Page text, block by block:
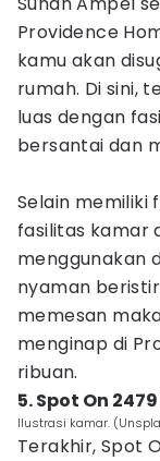
Providence
kamu akan
rumah. Di sini,
luas dengan
bersantai dan
Selain memiliki
fasilitas kamar
menggunakan
nyaman
memesan
menginap di
ribuan.
5. Spot On
Ilustrasi kamar.
Terakhir, Spot